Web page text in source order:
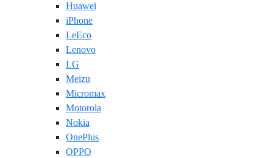
Huawei
iPhone
LeEco
Lenovo
LG
Meizu
Micromax
Motorola
Nokia
OnePlus
OPPO